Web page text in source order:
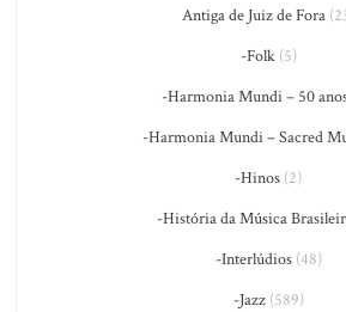
Antiga de Juiz de Fora
-Folk(5)
-Harmonia Mundi – 50
-Harmonia Mundi – Sacred
-Hinos (2)
-História da Música
-Interlúdios(48)
-Jazz(589)